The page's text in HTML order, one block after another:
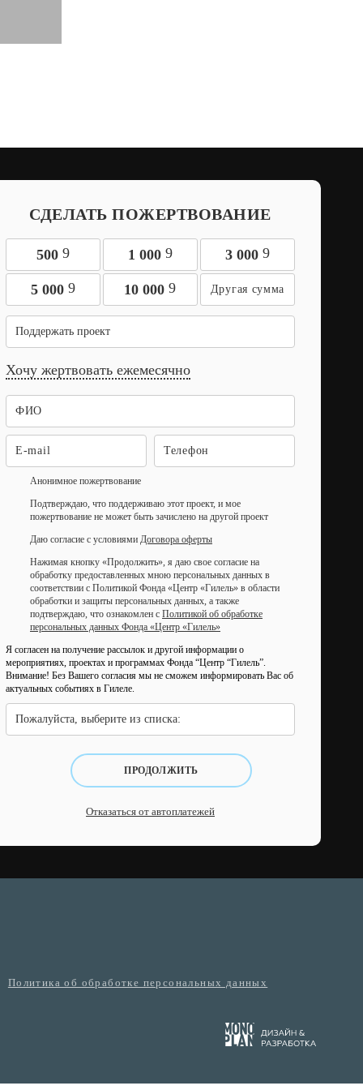
СДЕЛАТЬ ПОЖЕРТВОВАНИЕ
500 9 1 000 9 3 000 9
5 000 9 10 0009
Поддержать проект
Хочу жертвовать ежемесячно
Анонимное пожертвование
Подтверждаю, что поддерживаю этот проект, и мое
пожертвование не может быть зачислено на другой проект
Даю согласие с условиями Договора оферты
Нажимая кнопку «Продолжить», я даю свое согласие на
обработку предоставленных мною персональных данных в
соответствии с Политикой Фонда «Центр «Гилель» в области
обработки и защиты персональных данных, а также
подтверждаю, что ознакомлен с Политикой об обработке
персональных данных Фонда «Центр «Гилель»
Я согласен на получение рассылок и другой информации о
мероприятиях, проектах и программах Фонда “Центр “Гилель”.
Внимание! Без Вашего согласия мы не сможем информировать Вас об
актуальных событиях в Гилеле.
Пожалуйста, выберите из списка:
ПРОДОЛЖИТЬ
Отказаться от автоплатежей
Политика об обработке персональных данных